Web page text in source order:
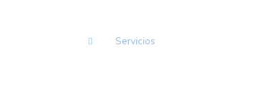
Servicios